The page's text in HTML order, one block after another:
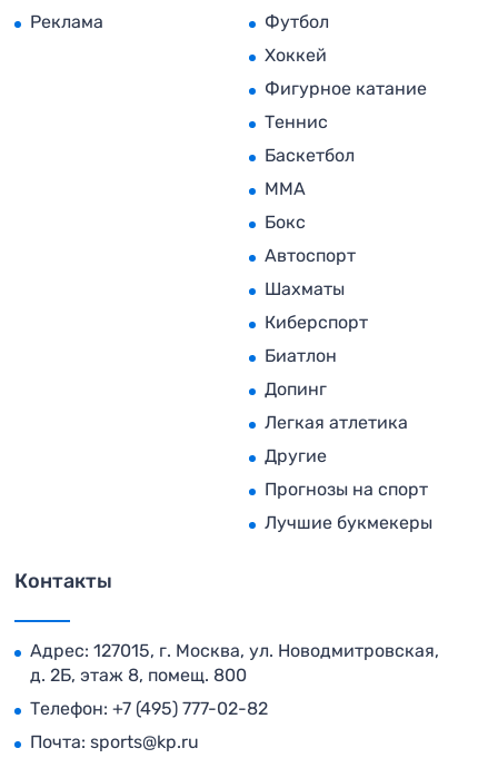
Реклама
Футбол
Хоккей
Фигурное катание
Теннис
Баскетбол
MMA
Бокс
Автоспорт
Шахматы
Киберспорт
Биатлон
Допинг
Легкая атлетика
Другие
Прогнозы на спорт
Лучшие букмекеры
Контакты
Адрес: 127015, г. Москва, ул. Новодмитровская,
д. 2Б, этаж 8, помещ. 800
Телефон: +7 (495) 777-02-82
Почта: sports@kp.ru